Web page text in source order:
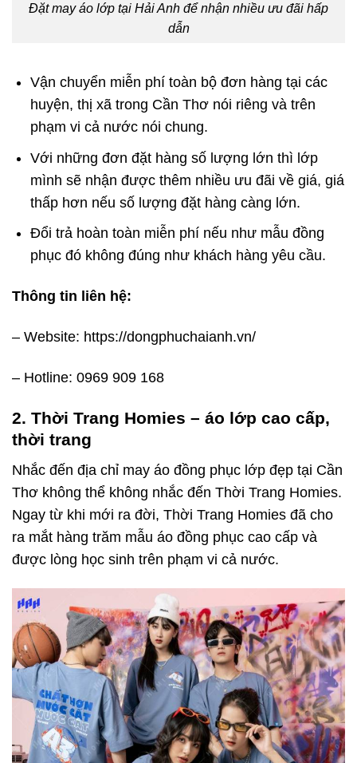
Đặt may áo lớp tại Hải Anh để nhận nhiều ưu đãi hấp
dẫn
Vận chuyển miễn phí toàn bộ đơn hàng tại các
huyện, thị xã trong Cần Thơ nói riêng và trên
phạm vi cả nước nói chung.
Với những đơn đặt hàng số lượng lớn thì lớp
mình sẽ nhận được thêm nhiều ưu đãi về giá, giá
thấp hơn nếu số lượng đặt hàng càng lớn.
Đổi trả hoàn toàn miễn phí nếu như mẫu đồng
phục đó không đúng như khách hàng yêu cầu.
Thông tin liên hệ:
– Website: https://dongphuchaianh.vn/
– Hotline: 0969 909 168
2. Thời Trang Homies – áo lớp cao cấp,
thời trang
Nhắc đến địa chỉ may áo đồng phục lớp đẹp tại Cần
Thơ không thể không nhắc đến Thời Trang Homies.
Ngay từ khi mới ra đời, Thời Trang Homies đã cho
ra mắt hàng trăm mẫu áo đồng phục cao cấp và
được lòng học sinh trên phạm vi cả nước.